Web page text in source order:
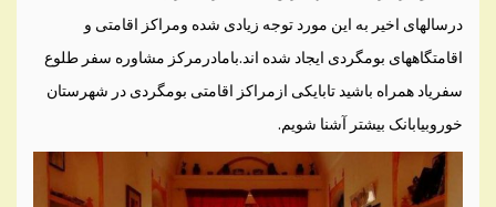
درسالهای اخیر به این مورد توجه زیادی شده ومراکز اقامتی و
اقامتگاههای بومگردی ایجاد شده اند.بامادرمرکز مشاوره سفر طلوع
سفریاد همراه باشید تابایکی ازمراکز اقامتی بومگردی در شهرستان
خوروبیابانک بیشتر آشنا شویم.